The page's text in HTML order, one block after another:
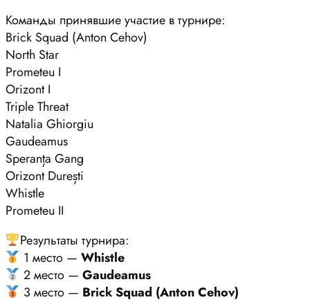
Команды принявшие участие в турнире:
Brick Squad (Anton Cehov)
North Star
Prometeu I
Orizont I
Triple Threat
Natalia Ghiorgiu
Gaudeamus
Speranța Gang
Orizont Durești
Whistle
Prometeu II
Результаты турнира:
1 место — Whistle
2 место — Gaudeamus
3 место — Brick Squad (Anton Cehov)